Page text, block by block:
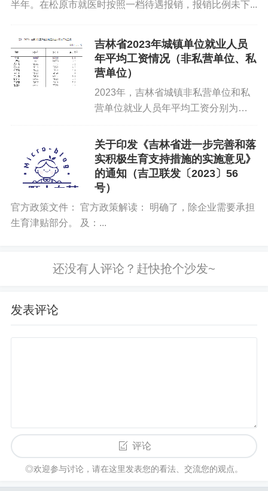
半年。在松原市就医时按照一档待遇报销，报销比例未下...
吉林省2023年城镇单位就业人员
年平均工资情况（非私营单位、私
营单位）
2023年，吉林省城镇非私营单位和私
营单位就业人员年平均工资分别为
单位就业人员年平均工资情况 2023年
全省城镇非私营单位就业人员年平均...
关于印发《吉林省进一步完善和落
实积极生育支持措施的实施意见》
的通知（吉卫联发〔2023〕56
号）
官方政策文件： 官方政策解读： 明确了，除企业需要承担
生育津贴部分。 及：...
发表评论
评论
◎欢迎参与讨论，请在这里发表您的看法、交流您的观点。